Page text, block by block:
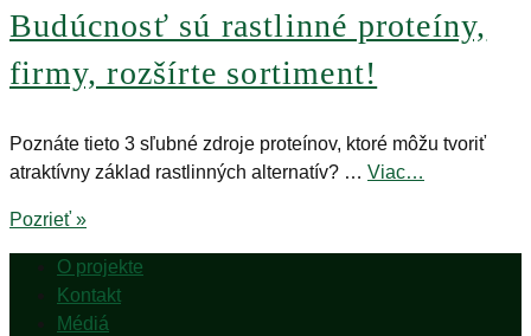
Budúcnosť sú rastlinné proteíny,
firmy, rozšírte sortiment!
Poznáte tieto 3 sľubné zdroje proteínov, ktoré môžu tvoriť
atraktívny základ rastlinných alternatív? … Viac…
Pozrieť »
O projekte
Kontakt
Médiá